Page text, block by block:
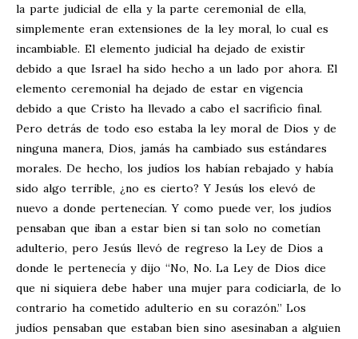
la parte judicial de ella y la parte ceremonial de ella,
simplemente eran extensiones de la ley moral, lo cual es
incambiable. El elemento judicial ha dejado de existir
debido a que Israel ha sido hecho a un lado por ahora. El
elemento ceremonial ha dejado de estar en vigencia
debido a que Cristo ha llevado a cabo el sacrificio final.
Pero detrás de todo eso estaba la ley moral de Dios y de
ninguna manera, Dios, jamás ha cambiado sus estándares
morales. De hecho, los judíos los habían rebajado y había
sido algo terrible, ¿no es cierto? Y Jesús los elevó de
nuevo a donde pertenecían. Y como puede ver, los judíos
pensaban que iban a estar bien si tan solo no cometían
adulterio, pero Jesús llevó de regreso la Ley de Dios a
donde le pertenecía y dijo “No, No. La Ley de Dios dice
que ni siquiera debe haber una mujer para codiciarla, de lo
contrario ha cometido adulterio en su corazón.” Los
judíos pensaban que estaban bien sino asesinaban a alguien